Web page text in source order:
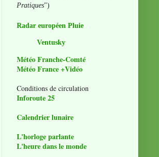
Pratiques")
Radar européen Pluie
Ventusky
Météo Franche-Comté
Météo France +Vidéo
Conditions de circulation
Inforoute 25
Calendrier lunaire
L'horloge parlante
L'heure dans le monde